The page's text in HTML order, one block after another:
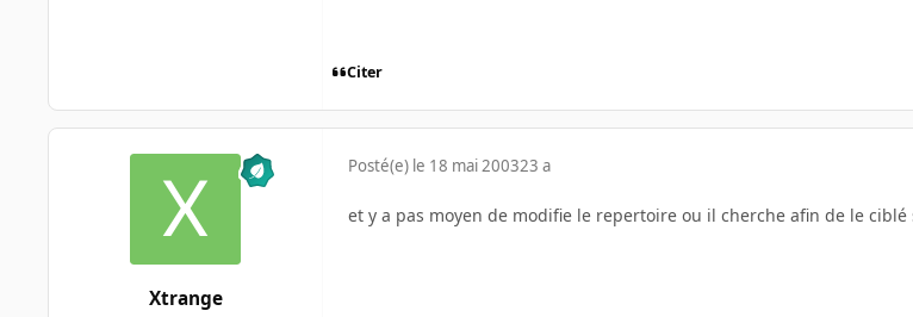
Citer
Xtrange
Posté(e) le 18 mai 200323 a
et y a pas moyen de modifie le repertoire ou il cherche afin de le ciblé